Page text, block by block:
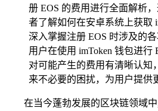
册 EOS 的费用进行全面解析
者了解如何在安卓系统上获取
深入掌握注册 EOS 时涉及的
用户在使用 imToken 钱包进行
对可能产生的费用有清晰认知
来不必要的困扰，为用户提供
在当今蓬勃发展的区块链领域